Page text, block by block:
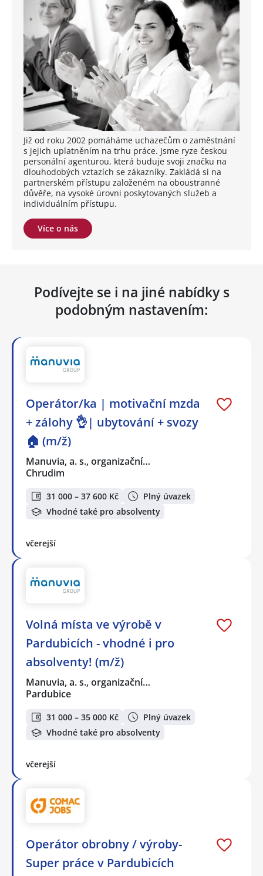
Již od roku 2002 pomáháme uchazečům o zaměstnání
s jejich uplatněním na trhu práce. Jsme ryze českou
personální agenturou, která buduje svoji značku na
dlouhodobých vztazích se zákazníky. Zakládá si na
partnerském přístupu založeném na oboustranné
důvěře, na vysoké úrovni poskytovaných služeb a
individuálním přístupu.
Více o nás
Podívejte se i na jiné nabídky s
podobným nastavením:
Operátor/ka | motivační mzda
+ zálohy 👌| ubytování + svozy
🏠 (m/ž)
Manuvia, a. s., organizační…
Chrudim
31 000 – 37 600 Kč
Plný úvazek
Vhodné také pro absolventy
včerejší
Volná místa ve výrobě v
Pardubicích - vhodné i pro
absolventy! (m/ž)
Manuvia, a. s., organizační…
Pardubice
31 000 – 35 000 Kč
Plný úvazek
Vhodné také pro absolventy
včerejší
Operátor obrobny / výroby-
Super práce v Pardubicích